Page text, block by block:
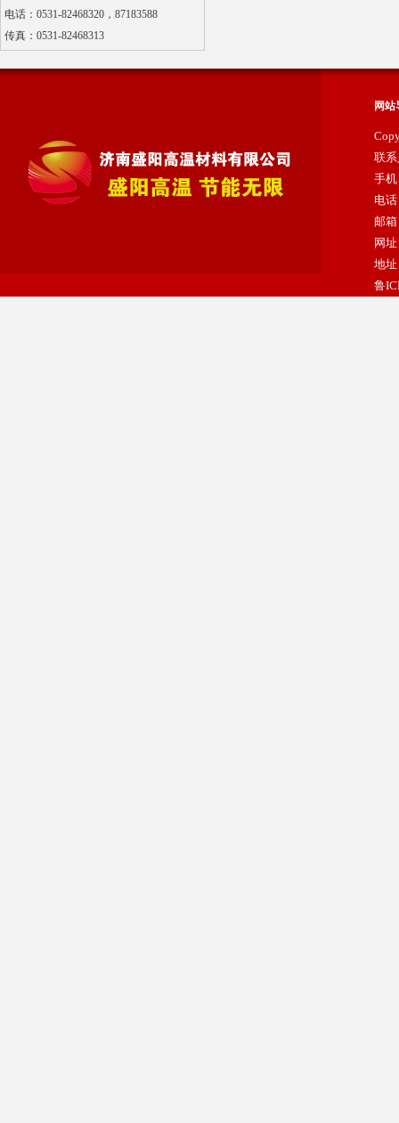
陶瓷纤维浇注料
电话：0531-82468320，87183588
传真： 0531-82468313
网站
联
手机
电
邮箱
网
地
鲁